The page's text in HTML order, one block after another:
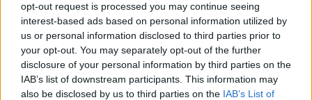
opt-out request is processed you may continue seeing
interest-based ads based on personal information utilized by
us or personal information disclosed to third parties prior to
your opt-out. You may separately opt-out of the further
disclosure of your personal information by third parties on the
IAB’s list of downstream participants. This information may
also be disclosed by us to third parties on the IAB’s List of
Todas las versiones antiguas distribuidas en nuestro
sitio web son completamente libres de virus y están
disponibles para su descarga sin costo alguno.
Nos encantaría saber de ti